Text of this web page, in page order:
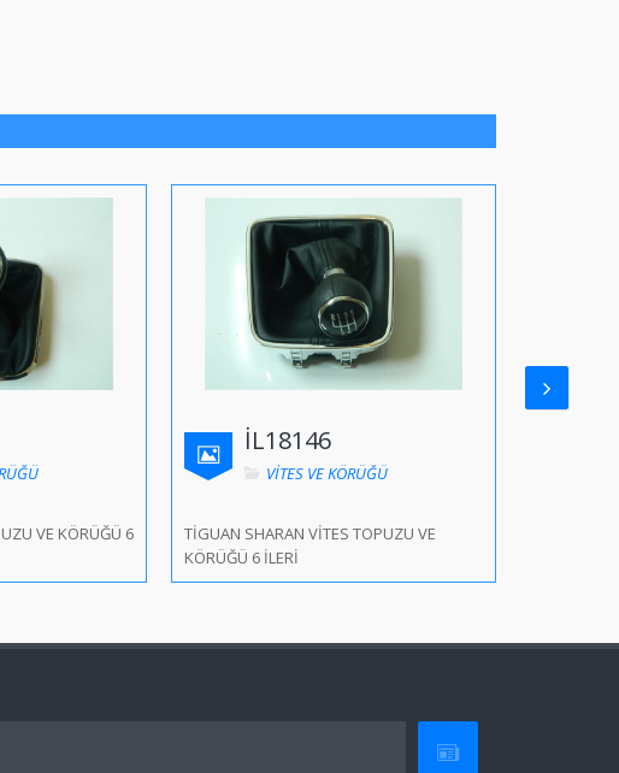
VE KÖRÜĞÜ 6
İL18146
VİTES VE KÖRÜĞÜ
TİGUAN SHARAN VİTES TOPUZU VE
KÖRÜĞÜ 6 İLERİ